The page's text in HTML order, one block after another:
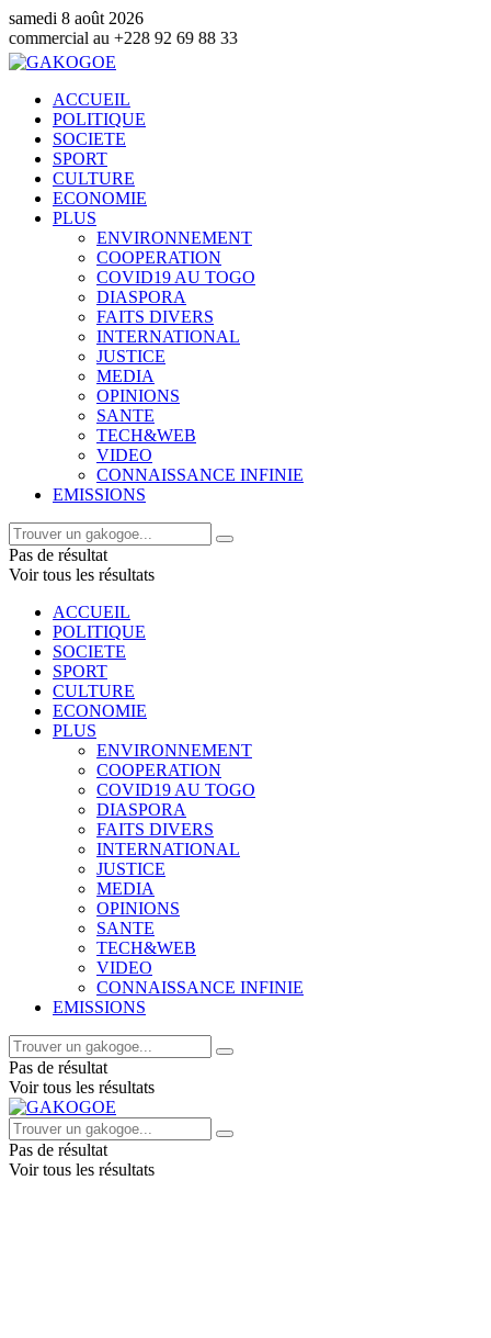
samedi 8 août 2026
92 69 88 33
ACCUEIL
POLITIQUE
SOCIETE
SPORT
CULTURE
ECONOMIE
PLUS
ENVIRONNEMENT
COOPERATION
COVID19 AU TOGO
DIASPORA
FAITS DIVERS
INTERNATIONAL
JUSTICE
MEDIA
OPINIONS
SANTE
TECH&WEB
VIDEO
CONNAISSANCE INFINIE
EMISSIONS
Pas de résultat
Voir tous les résultats
ACCUEIL
POLITIQUE
SOCIETE
SPORT
CULTURE
ECONOMIE
PLUS
ENVIRONNEMENT
COOPERATION
COVID19 AU TOGO
DIASPORA
FAITS DIVERS
INTERNATIONAL
JUSTICE
MEDIA
OPINIONS
SANTE
TECH&WEB
VIDEO
CONNAISSANCE INFINIE
EMISSIONS
Pas de résultat
Voir tous les résultats
Pas de résultat
Voir tous les résultats